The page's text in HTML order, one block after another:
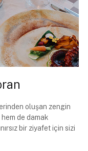
oluşan zengin
de damak
bir ziyafet için sizi